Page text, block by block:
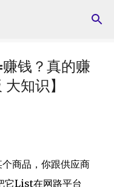
钱？真的赚
知识】
商品，你跟供应商
List在网路平台